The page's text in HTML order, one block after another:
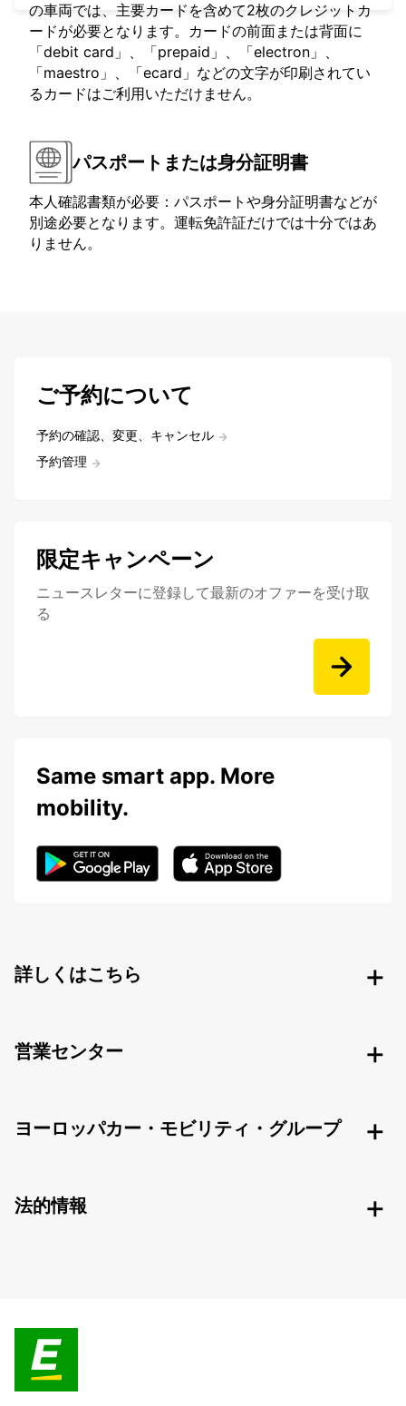
の車両では、主要カードを含めて2枚のクレジットカ
ードが必要となります。カードの前面または背面に
「debit card」、「prepaid」、「electron」、
「maestro」、「ecard」などの文字が印刷されてい
るカードはご利用いただけません。
パスポートまたは身分証明書
本人確認書類が必要：パスポートや身分証明書などが
別途必要となります。運転免許証だけでは十分ではあ
りません。
ご予約について
予約の確認、変更、キャンセル
予約管理
限定キャンペーン
ニュースレターに登録して最新のオファーを受け取
る
Same smart app. More
mobility.
詳しくはこちら
営業センター
ヨーロッパカー・モビリティ・グループ
法的情報